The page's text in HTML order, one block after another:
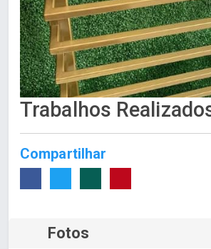
Trabalhos
Compartilhar
Fotos